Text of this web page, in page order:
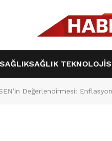
SAĞLIK
Değerlendirmesi: